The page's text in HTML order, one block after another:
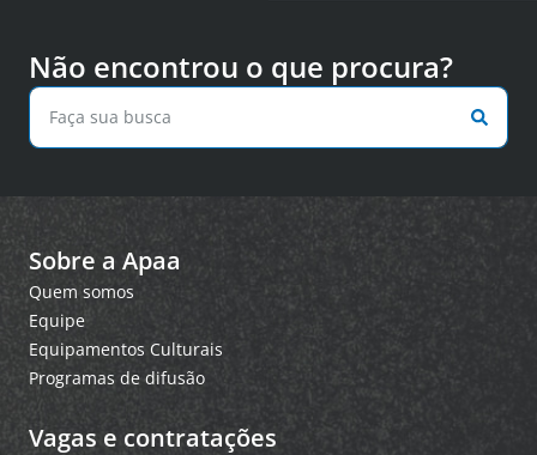
Não encontrou o que procura?
Sobre a Apaa
Quem somos
Equipe
Equipamentos Culturais
Programas de difusão
Vagas e contratações